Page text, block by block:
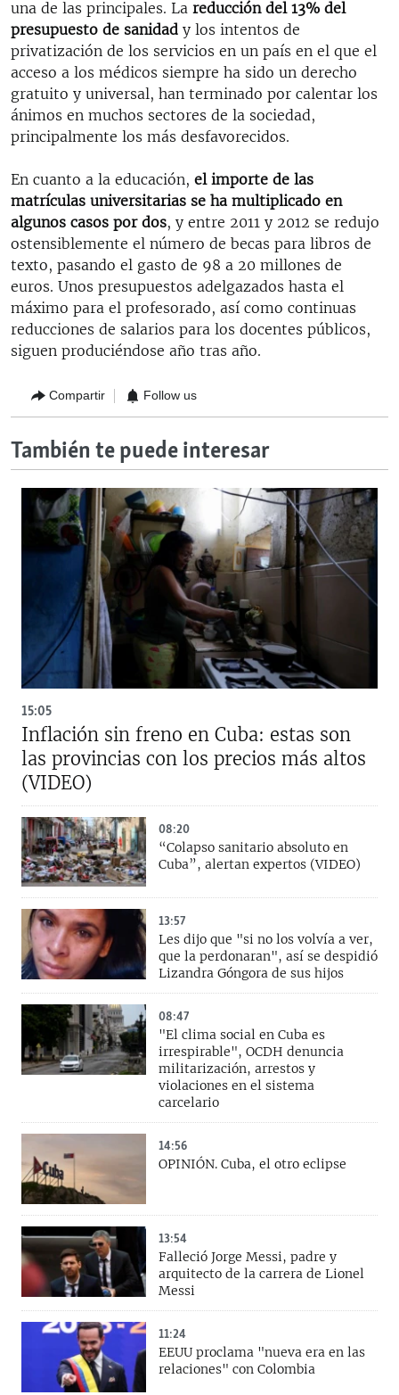
una de las principales. La reducción del 13% del
presupuesto de sanidad y los intentos de
privatización de los servicios en un país en el que el
acceso a los médicos siempre ha sido un derecho
gratuito y universal, han terminado por calentar los
ánimos en muchos sectores de la sociedad,
principalmente los más desfavorecidos.
En cuanto a la educación, el importe de las
matrículas universitarias se ha multiplicado en
algunos casos por dos, y entre 2011 y 2012 se redujo
ostensiblemente el número de becas para libros de
texto, pasando el gasto de 98 a 20 millones de
euros. Unos presupuestos adelgazados hasta el
máximo para el profesorado, así como continuas
reducciones de salarios para los docentes públicos,
siguen produciéndose año tras año.
Compartir Follow us
También te puede interesar
15:05
Inflación sin freno en Cuba: estas son
las provincias con los precios más altos
(VIDEO)
08:20
“Colapso sanitario absoluto en
Cuba”, alertan expertos (VIDEO)
13:57
Les dijo que "si no los volvía a ver,
que la perdonaran", así se despidió
Lizandra Góngora de sus hijos
08:47
"El clima social en Cuba es
irrespirable", OCDH denuncia
militarización, arrestos y
violaciones en el sistema
carcelario
14:56
OPINIÓN. Cuba, el otro eclipse
13:54
Falleció Jorge Messi, padre y
arquitecto de la carrera de Lionel
Messi
11:24
EEUU proclama "nueva era en las
relaciones" con Colombia